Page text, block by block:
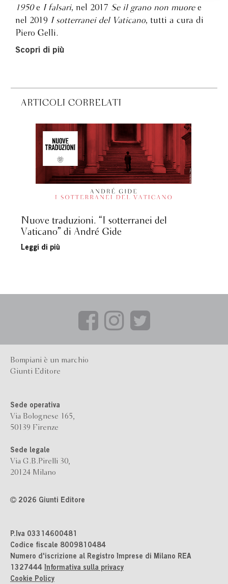
1950e I falsari, nel 2017 Se il grano non muoree
nel 2019 I sotterranei del Vaticano, tutti a cura di
Piero Gelli.
Scopri di più
ARTICOLI CORRELATI
Nuove traduzioni. “I sotterranei del
Vaticano” di André Gide
Leggi di più
Bompiani è un marchio
Giunti Editore
Sede operativa
Via Bolognese 165,
50139 Firenze
Sede legale
Via G.B.Pirelli 30,
20124 Milano
2026 Giunti Editore
P.Iva 03314600481
Codice fiscale 8009810484
Numero d'iscrizione al Registro Imprese di Milano REA
1327444 Informativa sulla privacy
Cookie Policy